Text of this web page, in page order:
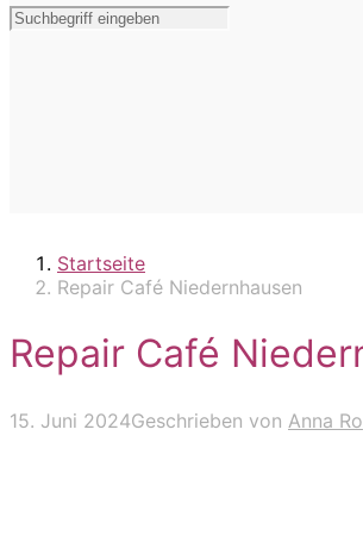
Startseite
Repair Café Niedernhausen
Repair Café
15. Juni 2024Geschrieben von Anna